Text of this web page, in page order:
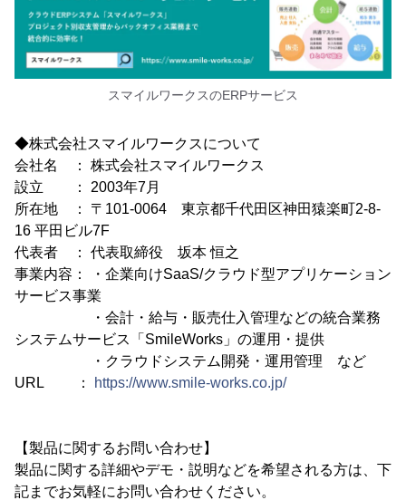
スマイルワークスのERPサービス
◆株式会社スマイルワークスについて
会社名 ： 株式会社スマイルワークス
設立 ： 2003年7月
所在地 ： 〒101-0064 東京都千代田区神田猿楽町2-8-
16 平田ビル7F
代表者 ： 代表取締役 坂本 恒之
事業内容： ・企業向けSaaS/クラウド型アプリケーション
サービス事業
・会計・給与・販売仕入管理などの統合業務
システムサービス「SmileWorks」の運用・提供
・クラウドシステム開発・運用管理 など
URL ：
https://www.smile-works.co.jp/
【製品に関するお問い合わせ】
製品に関する詳細やデモ・説明などを希望される方は、下
記までお気軽にお問い合わせください。